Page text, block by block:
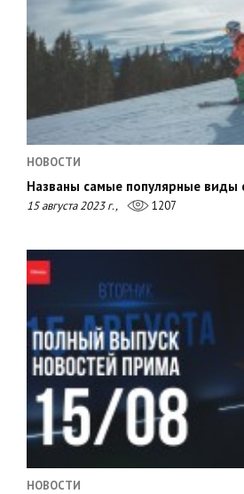
НОВОСТИ
Названы самые популярные виды
15 августа 2023 г., 1207
НОВОСТИ